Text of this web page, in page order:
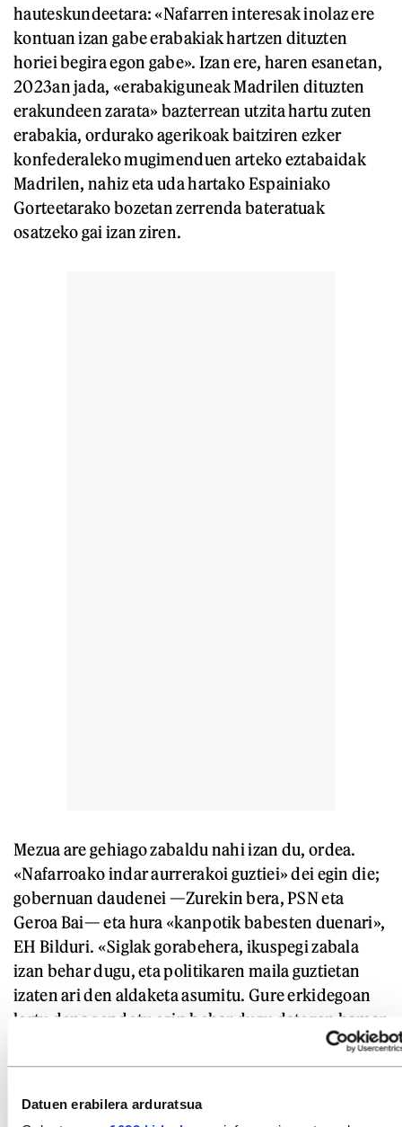
Datuen erabilera arduratsua
hauteskundeetara: «Nafarren interesak inolaz ere
kontuan izan gabe erabakiak hartzen dituzten
horiei begira egon gabe». Izan ere, haren esanetan,
2023an jada, «erabakiguneak Madrilen dituzten
erakundeen zarata» bazterrean utzita hartu zuten
erabakia, ordurako agerikoak baitziren ezker
konfederaleko mugimenduen arteko eztabaidak
Madrilen, nahiz eta uda hartako Espainiako
Gorteetarako bozetan zerrenda bateratuak
osatzeko gai izan ziren.
Mezua are gehiago zabaldu nahi izan du, ordea.
«Nafarroako indar aurrerakoi guztiei» dei egin die;
gobernuan daudenei —Zurekin bera, PSN eta
Geroa Bai— eta hura «kanpotik babesten duenari»,
EH Bilduri. «Siglak gorabehera, ikuspegi zabala
izan behar dugu, eta politikaren maila guztietan
izaten ari den aldaketa asumitu. Gure erkidegoan
lortu dena sendotu egin behar dugu datozen hamar
urteetan, eta anbizio handiagoa izan». Izan ere,
gogoratu du «olatu erreakzionarioaren» mehatxua